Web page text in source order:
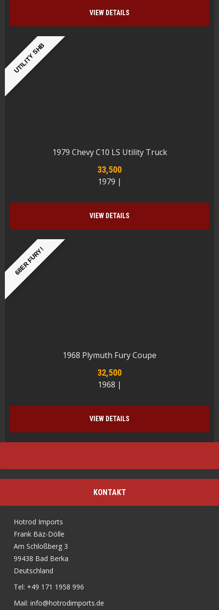
VIEW DETAILS
UTILITY SHB
1979 Chevy C10 LS Utility Truck
33,500
1979 |
VIEW DETAILS
68ER FURY!
1968 Plymuth Fury Coupe
32,500
1968 |
VIEW DETAILS
KONTAKT
Hotrod Imports
Frank Bäz-Dölle
Am Schloßberg 3
99438 Bad Berka
Deutschland
Tel: +49 171 1958 996
Mail: info@hotrodimports.de